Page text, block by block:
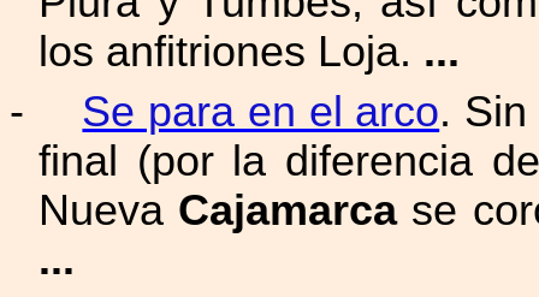
los anfitriones Loja. ...
-
Se para en el arco.
final (por la diferencia
Nueva Cajamarcase
...